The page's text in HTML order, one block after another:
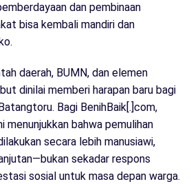
dan pembinaan
bisa kembali mandiri dan
daerah, BUMN, dan elemen
dinilai memberi harapan baru bagi
Bagi BenihBaik[.]com,
menunjukkan bahwa pemulihan
secara lebih manusiawi,
sekadar respons
sosial untuk masa depan warga.